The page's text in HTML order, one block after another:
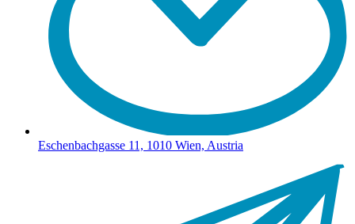
Eschenbachgasse 11, 1010 Wien, Austria